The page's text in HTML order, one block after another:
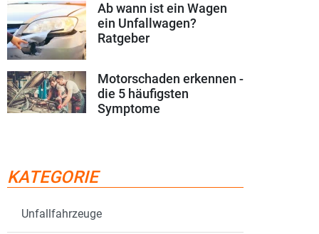
Ab wann ist ein Wagen
ein Unfallwagen?
Ratgeber
Motorschaden erkennen -
die 5 häufigsten
Symptome
KATEGORIE
Unfallfahrzeuge